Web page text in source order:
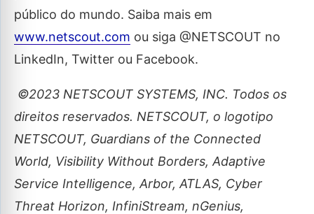
público do mundo. Saiba mais em
www.netscout.com ou siga @NETSCOUT no
LinkedIn, Twitter ou Facebook.
©2023 NETSCOUT SYSTEMS, INC. Todos os
direitos reservados. NETSCOUT, o logotipo
NETSCOUT, Guardians of the Connected
World, Visibility Without Borders, Adaptive
Service Intelligence, Arbor, ATLAS, Cyber
Threat Horizon, InfiniStream, nGenius,